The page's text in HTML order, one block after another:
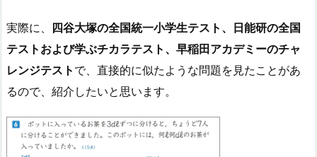
実際に、 四谷大塚の全国統一小学生テスト、日能研の全国
テストおよび学ぶチカラテスト、早稲田アカデミーのチャ
レンジテスト で、直接的に似たような問題を見たことがあ
るので、紹介したいと思います。